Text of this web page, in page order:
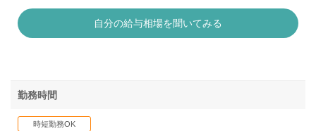
自分の給与相場を聞いてみる
勤務時間
時短勤務OK